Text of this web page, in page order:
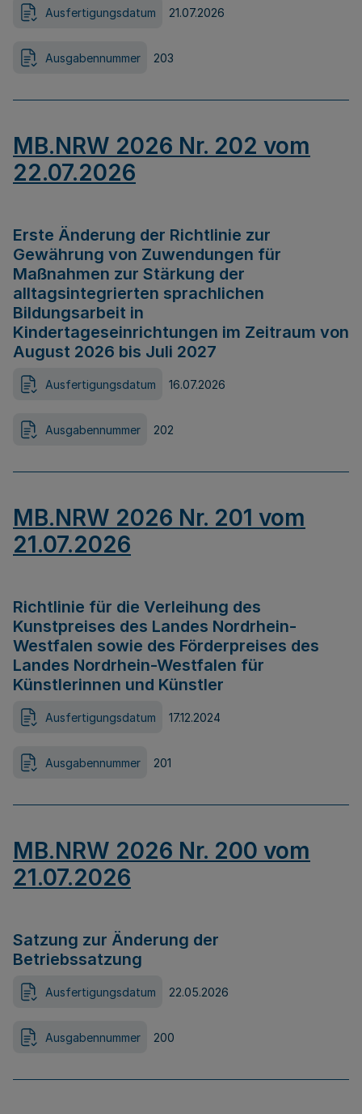
Ausfertigungsdatum 21.07.2026
Ausgabennummer 203
MB.NRW 2026 Nr. 202 vom
22.07.2026
Erste Änderung der Richtlinie zur
Gewährung von Zuwendungen für
Maßnahmen zur Stärkung der
alltagsintegrierten sprachlichen
Bildungsarbeit in
Kindertageseinrichtungen im Zeitraum von
August 2026 bis Juli 2027
Ausfertigungsdatum 16.07.2026
Ausgabennummer 202
MB.NRW 2026 Nr. 201 vom
21.07.2026
Richtlinie für die Verleihung des
Kunstpreises des Landes Nordrhein-
Westfalen sowie des Förderpreises des
Landes Nordrhein-Westfalen für
Künstlerinnen und Künstler
Ausfertigungsdatum 17.12.2024
Ausgabennummer 201
MB.NRW 2026 Nr. 200 vom
21.07.2026
Satzung zur Änderung der
Betriebssatzung
Ausfertigungsdatum 22.05.2026
Ausgabennummer 200